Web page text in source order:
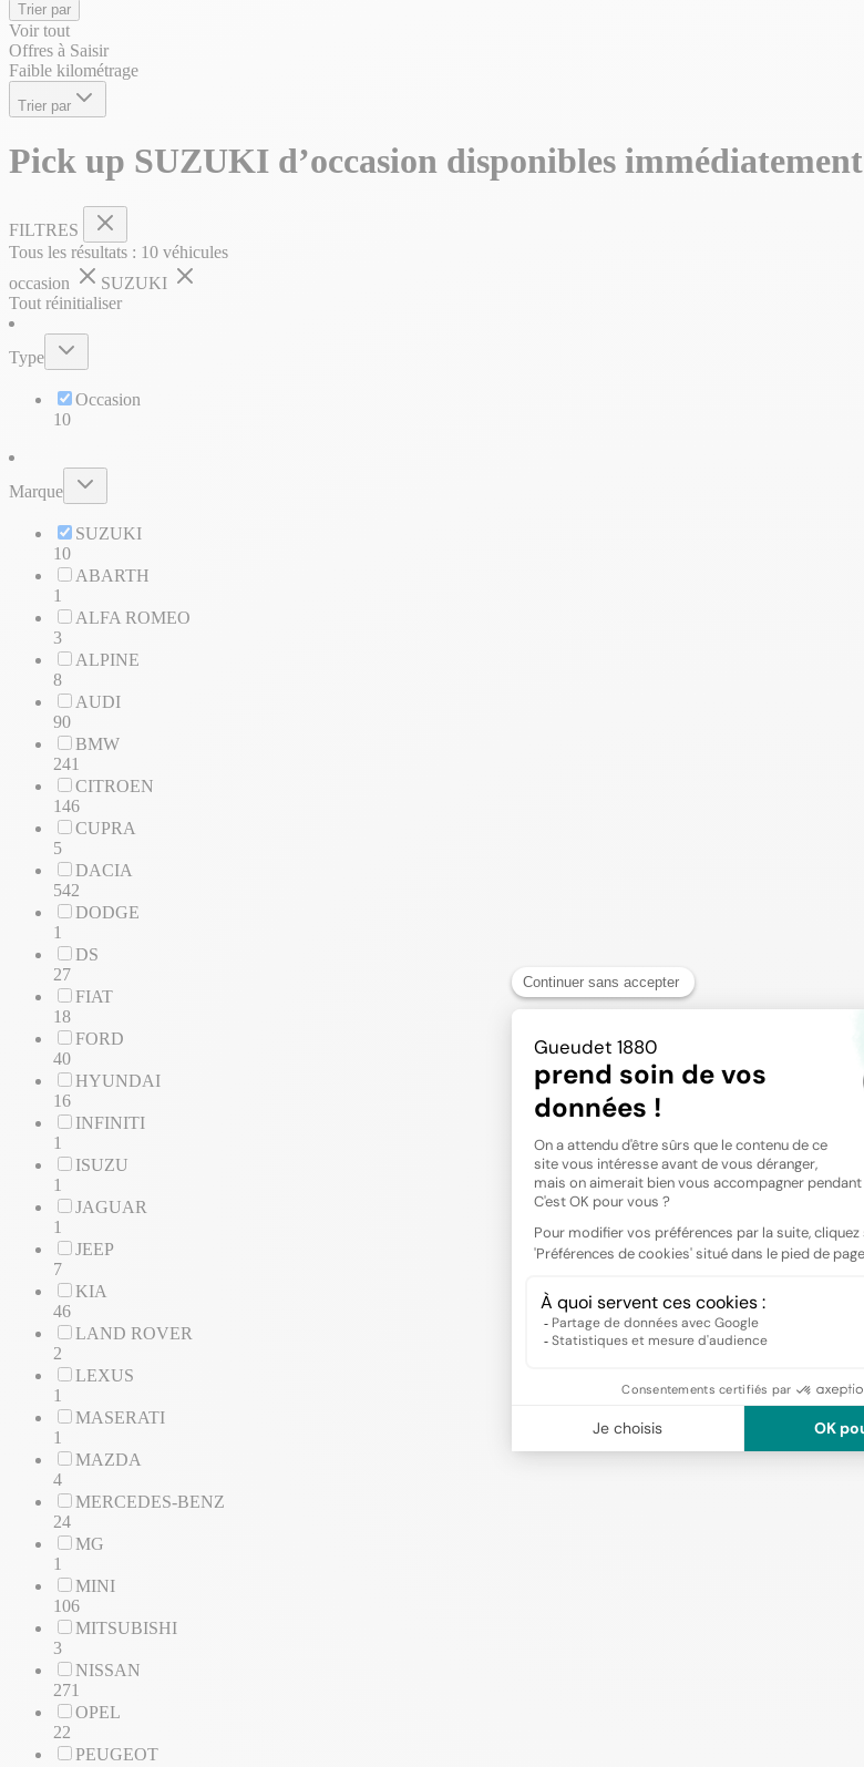
Trier par
Voir tout
Offres à Saisir
Faible kilométrage
Trier par
Pick up SUZUKI d’occasion disponibles immédiatement
FILTRES
Tous les résultats : 10 véhicules
occasion
SUZUKI
Tout réinitialiser
Type
Occasion
10
Marque
SUZUKI
10
ABARTH
1
ALFA ROMEO
3
ALPINE
8
AUDI
90
BMW
241
CITROEN
146
CUPRA
5
DACIA
542
DODGE
1
DS
27
FIAT
18
FORD
40
HYUNDAI
16
INFINITI
1
ISUZU
1
JAGUAR
1
JEEP
7
KIA
46
LAND ROVER
2
LEXUS
1
MASERATI
1
MAZDA
4
MERCEDES-BENZ
24
MG
1
MINI
106
MITSUBISHI
3
NISSAN
271
OPEL
22
PEUGEOT